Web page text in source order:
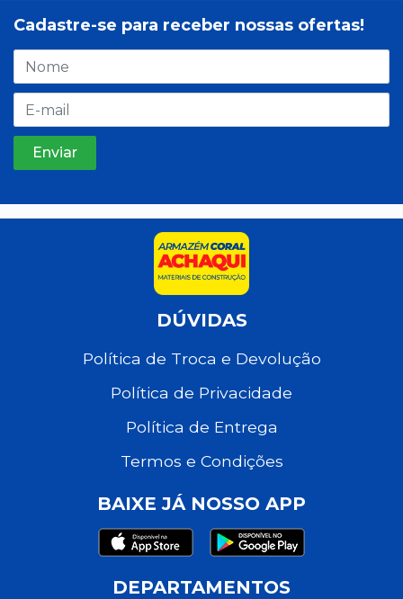
Cadastre-se para receber nossas ofertas!
DÚVIDAS
Política de Troca e Devolução
Política de Privacidade
Política de Entrega
Termos e Condições
BAIXE JÁ NOSSO APP
DEPARTAMENTOS